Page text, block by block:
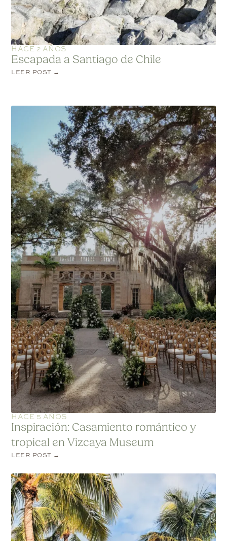
HACE 2 AÑOS
Escapada a Santiago de Chile
LEER POST →
HACE 5 AÑOS
Inspiración: Casamiento romántico y
tropical en Vizcaya Museum
LEER POST →